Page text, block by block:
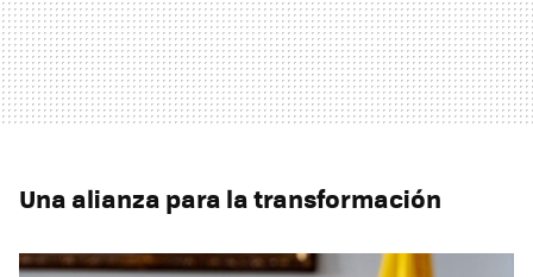
Una alianza para la transformación